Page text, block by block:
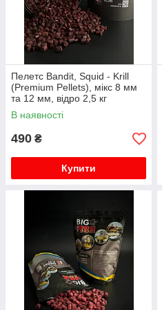
Пелетс Bandit, Squid - Krill
(Premium Pellets), мікс 8 мм
та 12 мм, відро 2,5 кг
В наявності
490 ₴
Купити